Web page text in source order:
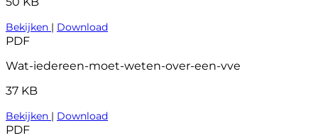
Bekijken | Download
PDF
Wat-iedereen-moet-weten-over-een-vve
37 KB
Bekijken | Download
PDF